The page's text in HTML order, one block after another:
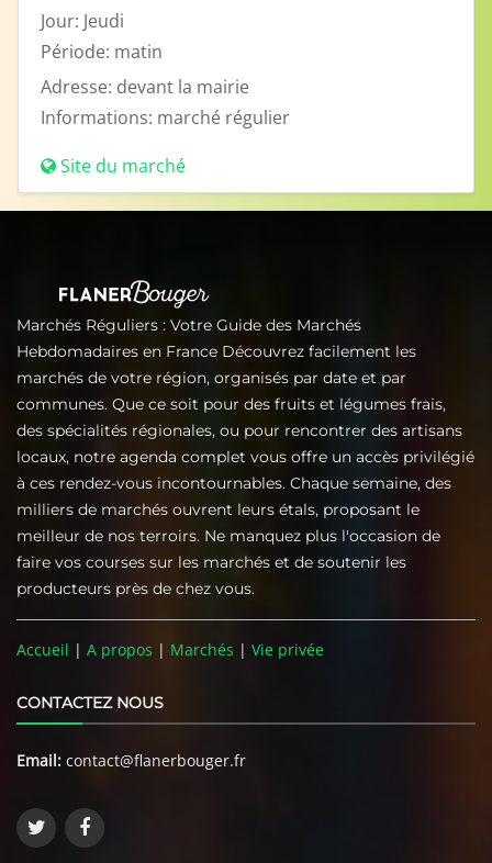
Jour: Jeudi
Période: matin
Adresse: devant la mairie
Informations: marché régulier
Site du marché
Marchés Réguliers : Votre Guide des Marchés
Hebdomadaires en France Découvrez facilement les
marchés de votre région, organisés par date et par
communes. Que ce soit pour des fruits et légumes frais,
des spécialités régionales, ou pour rencontrer des artisans
locaux, notre agenda complet vous offre un accès privilégié
à ces rendez-vous incontournables. Chaque semaine, des
milliers de marchés ouvrent leurs étals, proposant le
meilleur de nos terroirs. Ne manquez plus l'occasion de
faire vos courses sur les marchés et de soutenir les
producteurs près de chez vous.
Accueil | A propos | Marchés | Vie privée
CONTACTEZ NOUS
Email: contact@flanerbouger.fr